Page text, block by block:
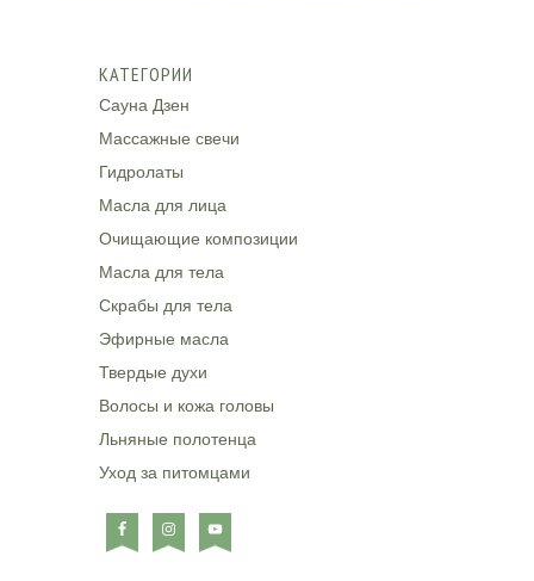
КАТЕГОРИИ
Сауна Дзен
Массажные свечи
Гидролаты
Масла для лица
Очищающие композиции
Масла для тела
Скрабы для тела
Эфирные масла
Твердые духи
Волосы и кожа головы
Льняные полотенца
Уход за питомцами